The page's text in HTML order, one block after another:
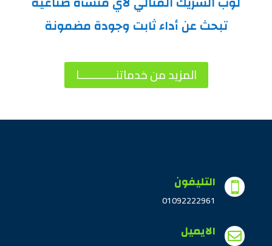
تبحث عن أداء ثابت وجودة مضمونة
المزيد من خدماتنــــــــــــا
 التليفون
01092222961
 الايميل